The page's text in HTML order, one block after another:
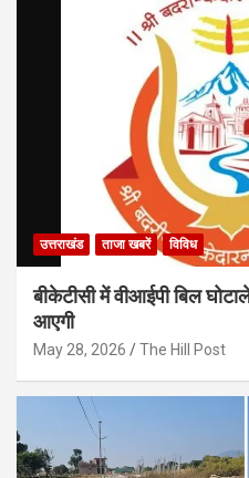
उत्तराखंड ताजा खबरें विविध
बीकेटीसी में वीआईपी बिल
आएगी
May 28, 2026 The Hill Post